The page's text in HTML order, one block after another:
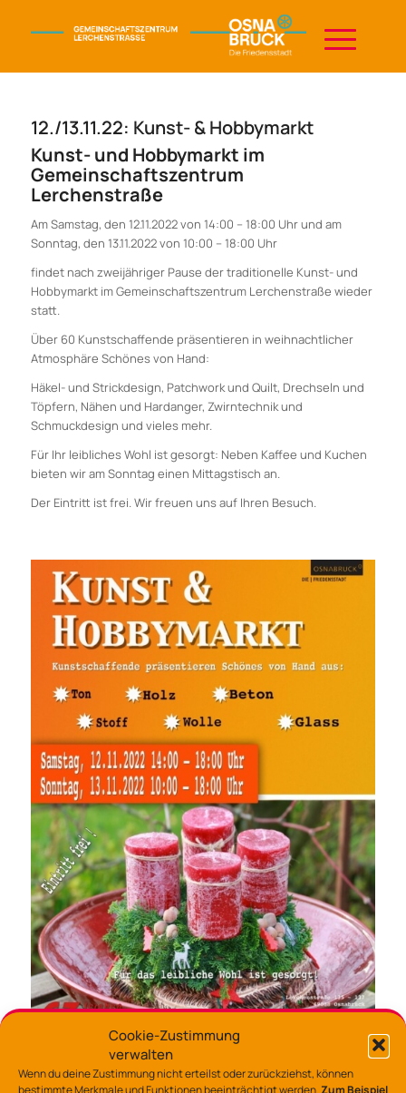
Cookie-Zustimmung
verwalten
Wenn du deine Zustimmung nicht erteilst oder zurückziehst, können
bestimmte Merkmale und Funktionen beeinträchtigt werden.Zum Beispiel
12./13.11.22: Kunst- & Hobbymarkt
Kunst- und Hobbymarkt im
Gemeinschaftszentrum
Lerchenstraße
Am Samstag, den 12.11.2022 von 14:00 – 18:00 Uhr und am
Sonntag, den 13.11.2022 von 10:00 – 18:00 Uhr
findet nach zweijähriger Pause der traditionelle Kunst- und
Hobbymarkt im Gemeinschaftszentrum Lerchenstraße wieder
statt.
Über 60 Kunstschaffende präsentieren in weihnachtlicher
Atmosphäre Schönes von Hand:
Häkel- und Strickdesign, Patchwork und Quilt, Drechseln und
Töpfern, Nähen und Hardanger, Zwirntechnik und
Schmuckdesign und vieles mehr.
Für Ihr leibliches Wohl ist gesorgt: Neben Kaffee und Kuchen
bieten wir am Sonntag einen Mittagstisch an.
Der Eintritt ist frei. Wir freuen uns auf Ihren Besuch.